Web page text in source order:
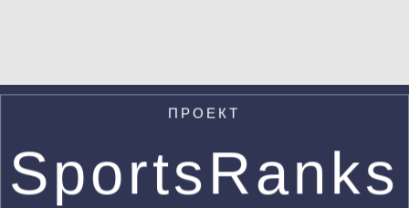
ПРОЕКТ
SportsRanks